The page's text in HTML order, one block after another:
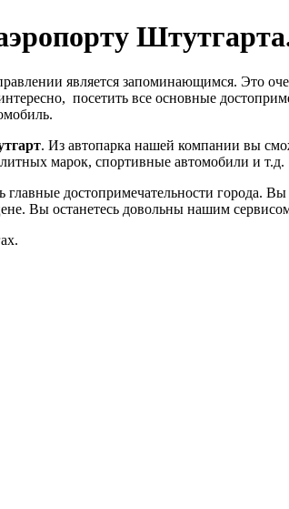
является запоминающимся. Это
посетить все основные
. Из автопарка нашей компании вы
марок, спортивные автомобили и т.д.
достопримечательности города.
Вы останетесь довольны нашим